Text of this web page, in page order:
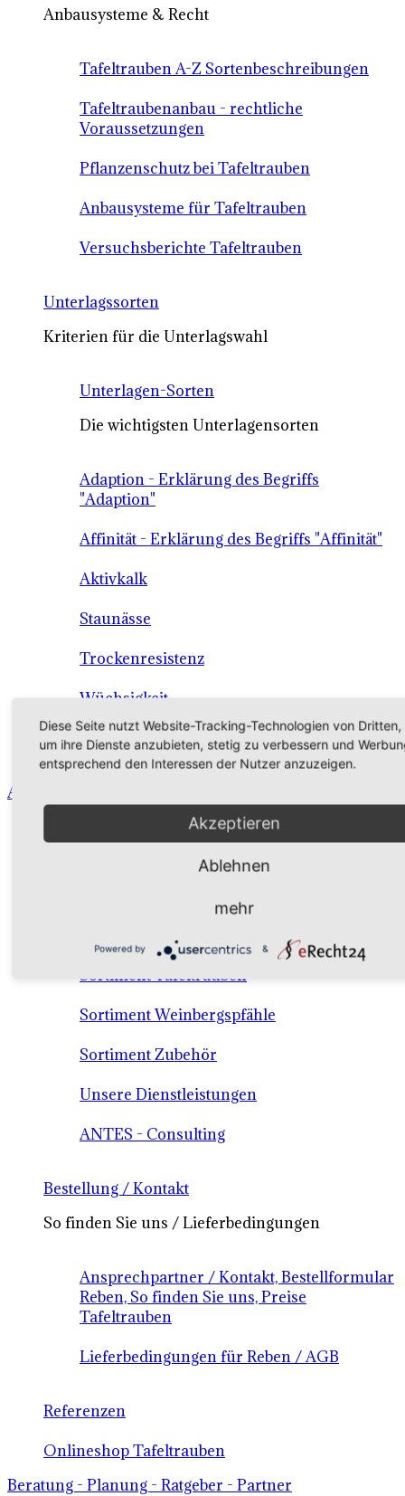
Anbausysteme & Recht
Tafeltrauben A-Z Sortenbeschreibungen
Tafeltraubenanbau - rechtliche
Voraussetzungen
Pflanzenschutz bei Tafeltrauben
Anbausysteme für Tafeltrauben
Versuchsberichte Tafeltrauben
Unterlagssorten
Kriterien für die Unterlagswahl
Unterlagen-Sorten
Die wichtigsten Unterlagensorten
Adaption - Erklärung des Begriffs
"Adaption"
Affinität - Erklärung des Begriffs "Affinität"
Aktivkalk
Staunässe
Trockenresistenz
Wüchsigkeit
Die Unterlage als Grundlage der
Qualitätssicherung
Angebot - Sortiment - Verkauf - Shop
Verkaufssortiment Keltertrauben & Tafeltrauben
Sortiment Keltertraubensorten
Sortiment Tafeltrauben
Sortiment Weinbergspfähle
Sortiment Zubehör
Unsere Dienstleistungen
ANTES - Consulting
Bestellung / Kontakt
So finden Sie uns / Lieferbedingungen
Ansprechpartner / Kontakt, Bestellformular
Reben, So finden Sie uns, Preise
Tafeltrauben
Lieferbedingungen für Reben / AGB
Referenzen
Onlineshop Tafeltrauben
Beratung - Planung - Ratgeber - Partner
Diese Seite nutzt Website-Tracking-Technologien von Dritten,
um ihre Dienste anzubieten, stetig zu verbessern und
entsprechend den Interessen der Nutzer anzuzeigen.
Akzeptieren
Ablehnen
mehr
Powered by &